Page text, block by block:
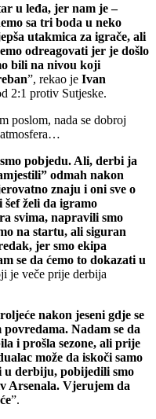
u leđa, jer nam je –
sa tri boda u neko
utakmica za igrače, ali
odreagovati jer je došlo
bili na nivou koji
”, rekao je Ivan
2:1 protiv Sutjeske.
poslom, nada se dobroj
atmosfera…
pobjedu. Ali, derbi ja
odmah nakon
znaju i oni sve o
želi da igramo
svima, napravili smo
na startu, ali siguran
jer smo ekipa
se da ćemo to dokazati u
je veče prije derbija
nakon jeseni gdje se
Nadam se da
i prošla sezone, ali prije
može da iskoči samo
derbiju, pobijedili smo
Arsenala. Vjerujem da
”.